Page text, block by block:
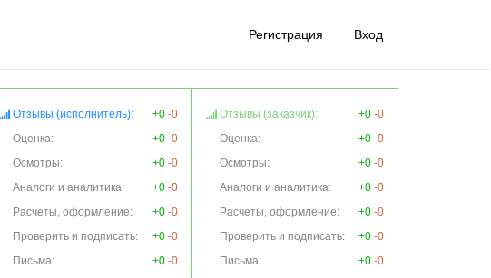
Регистрация Вход
Отзывы (исполнитель): +0 -0
Оценка:
+0 -0
Осмотры:
+0 -0
Аналоги и аналитика:
+0 -0
Расчеты, оформление:
+0 -0
Проверить и подписать:
+0 -0
Письма:
+0 -0
Отзывы (заказчик): +0 -0
Оценка:
+0 -0
Осмотры:
+0 -0
Аналоги и аналитика:
+0 -0
Расчеты, оформление:
+0 -0
Проверить и подписать:
+0 -0
Письма:
+0 -0